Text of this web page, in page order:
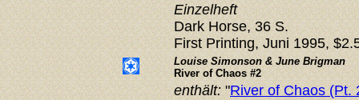
Einzelheft
Dark Horse, 36 S.
First Printing, Juni 1995,
Louise Simonson & June Brigman
River of Chaos #2
enthält:"River of Chaos (Pt.